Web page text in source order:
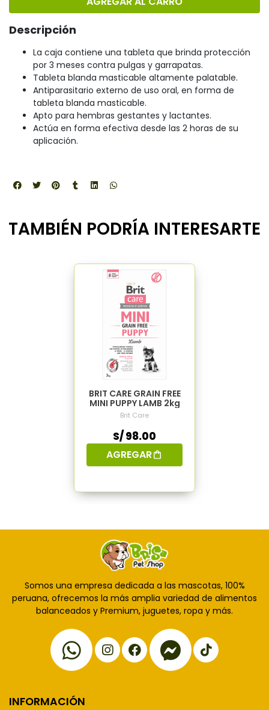
Descripción
La caja contiene una tableta que brinda protección
por 3 meses contra pulgas y garrapatas.
Tableta blanda masticable altamente palatable.
Antiparasitario externo de uso oral, en forma de
tableta blanda masticable.
Apto para hembras gestantes y lactantes.
Actúa en forma efectiva desde las 2 horas de su
aplicación.
TAMBIÉN PODRÍA INTERESARTE
BRIT CARE GRAIN FREE
MINI PUPPY LAMB 2kg
Brit Care
S/ 98.00
AGREGAR
Somos una empresa dedicada a las mascotas, 100%
peruana, ofrecemos la más amplia variedad de alimentos
balanceados y Premium, juguetes, ropa y más.
INFORMACIÓN